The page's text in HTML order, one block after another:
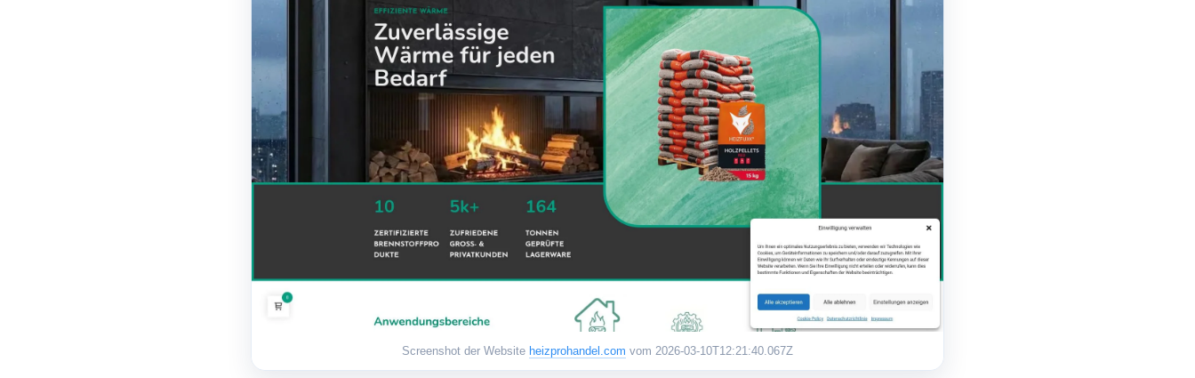
Screenshot der Website heizprohandel.com vom 2026-03-10T12:21:40.067Z